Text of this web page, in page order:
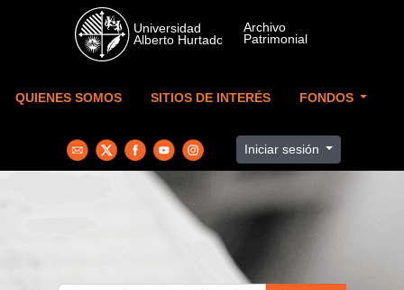
Skip to main content
QUIENES SOMOS SITIOS DE INTERÉS FONDOS
Iniciar sesión